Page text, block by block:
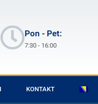
Pon - Pet:
7:30 - 16:00
KONTAKT